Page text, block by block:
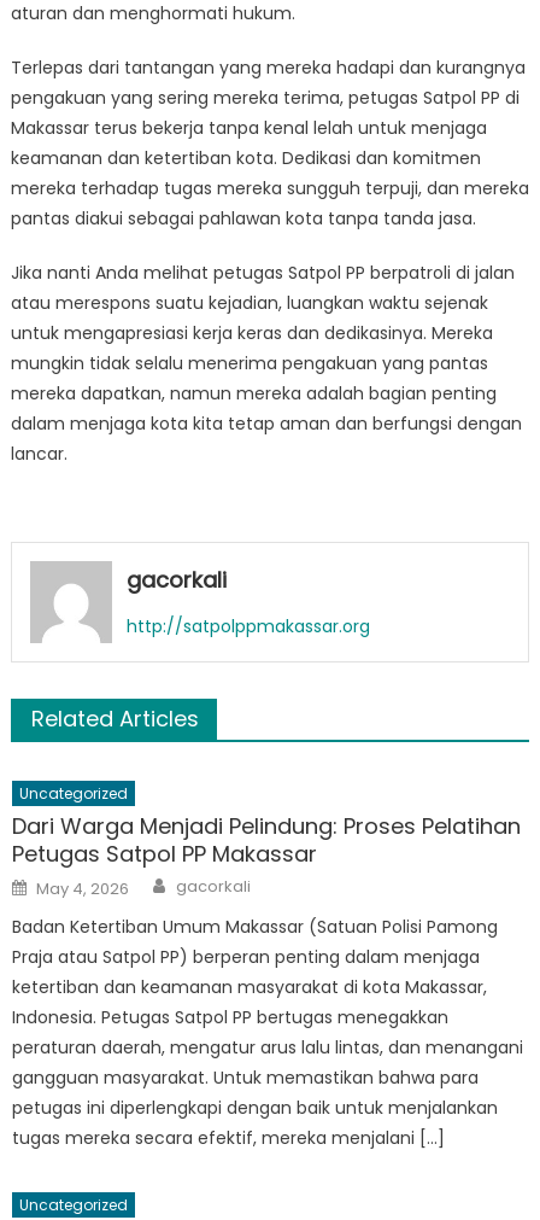
aturan dan menghormati hukum.
Terlepas dari tantangan yang mereka hadapi dan kurangnya
pengakuan yang sering mereka terima, petugas Satpol PP di
Makassar terus bekerja tanpa kenal lelah untuk menjaga
keamanan dan ketertiban kota. Dedikasi dan komitmen
mereka terhadap tugas mereka sungguh terpuji, dan mereka
pantas diakui sebagai pahlawan kota tanpa tanda jasa.
Jika nanti Anda melihat petugas Satpol PP berpatroli di jalan
atau merespons suatu kejadian, luangkan waktu sejenak
untuk mengapresiasi kerja keras dan dedikasinya. Mereka
mungkin tidak selalu menerima pengakuan yang pantas
mereka dapatkan, namun mereka adalah bagian penting
dalam menjaga kota kita tetap aman dan berfungsi dengan
lancar.
gacorkali
http://satpolppmakassar.org
Related Articles
Uncategorized
Dari Warga Menjadi Pelindung: Proses Pelatihan
Petugas Satpol PP Makassar
Posted
on
May 4, 2026 Author
gacorkali
Badan Ketertiban Umum Makassar (Satuan Polisi Pamong
Praja atau Satpol PP) berperan penting dalam menjaga
ketertiban dan keamanan masyarakat di kota Makassar,
Indonesia. Petugas Satpol PP bertugas menegakkan
peraturan daerah, mengatur arus lalu lintas, dan menangani
gangguan masyarakat. Untuk memastikan bahwa para
petugas ini diperlengkapi dengan baik untuk menjalankan
tugas mereka secara efektif, mereka menjalani […]
Uncategorized